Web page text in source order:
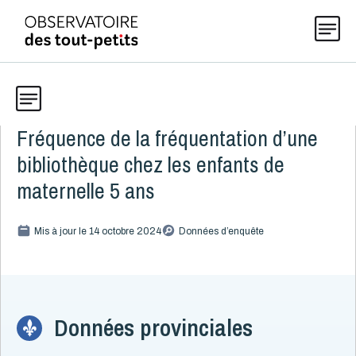
Thématiques
Explorer les données 0-5
Publications
À propos
Données
Démographie
Développement
Fréquence de la fréquentation d’une
bibliothèque chez les enfants de
maternelle 5 ans
Mis à jour le 14 octobre 2024 Données d’enquête
Données provinciales